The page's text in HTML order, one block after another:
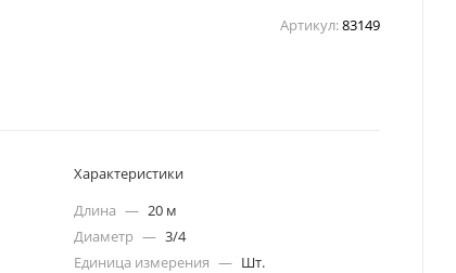
Артикул:83149
Характеристики
Длина — 20 м
Диаметр — 3/4
Единица измерения — Шт.